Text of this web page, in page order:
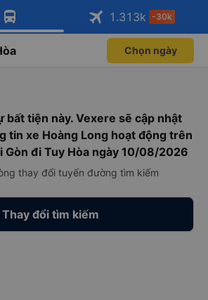
app Vexere ngay!
ưu đãi thành viên độc
Mở app
app Vexere
ghế khi đặt vé máy bay qua
Mở app
1.313k -30k
Chọn ngày
bất tiện này. Vexere sẽ cập nhật
tin xe Hoàng Long hoạt động trên
Gòn đi Tuy Hòa ngày 10/08/2026
thay đổi tuyến đường tìm kiếm
Thay đổi tìm kiếm